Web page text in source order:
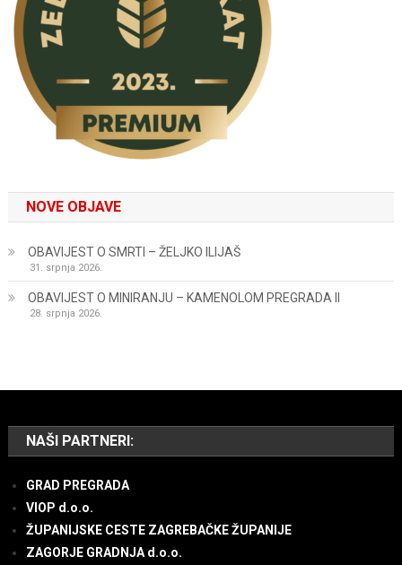
NOVE OBJAVE
OBAVIJEST O SMRTI – ŽELJKO ILIJAŠ
31. srpnja 2026.
OBAVIJEST O MINIRANJU – KAMENOLOM PREGRADA II
28. srpnja 2026.
NAŠI PARTNERI:
GRAD PREGRADA
VIOP d.o.o.
ŽUPANIJSKE CESTE ZAGREBAČKE ŽUPANIJE
ZAGORJE GRADNJA d.o.o.